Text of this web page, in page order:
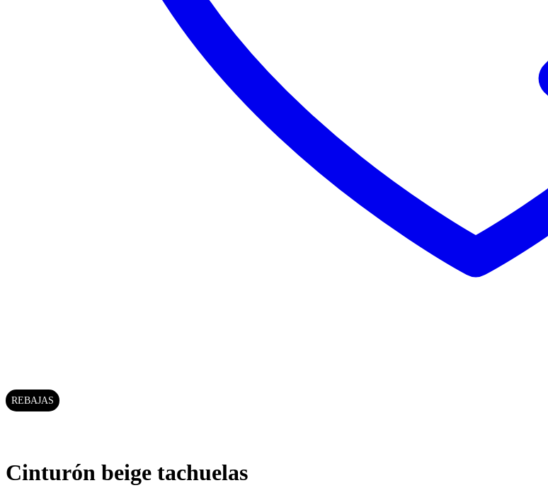
REBAJAS
Cinturón beige tachuelas